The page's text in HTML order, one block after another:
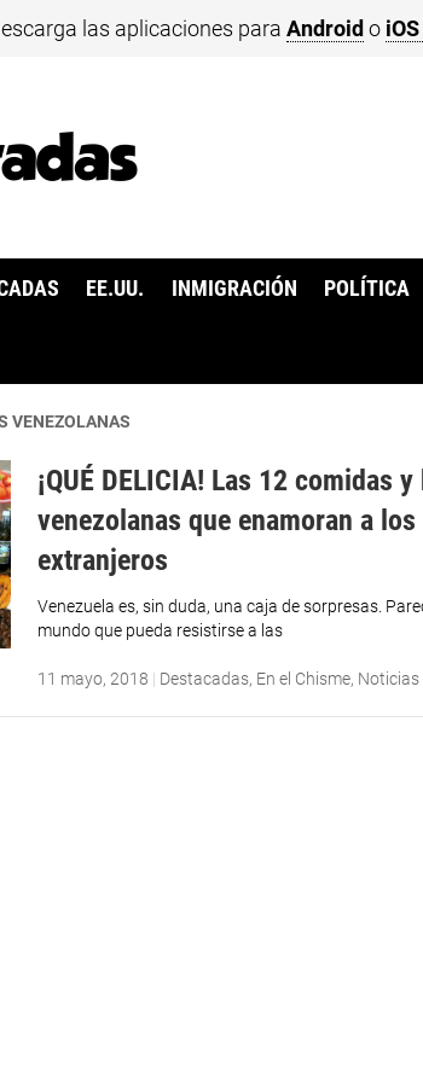
las aplicaciones para Android o
EE.UU. INMIGRACIÓN POLÍTICA
VENEZOLANAS
¡QUÉ DELICIA! Las 12 comidas
venezolanas que enamoran a
extranjeros
Venezuela es, sin duda, una caja de sorpresas.
mundo que pueda resistirse a las
11 mayo, 2018 | Destacadas, En el Chisme, Noticias